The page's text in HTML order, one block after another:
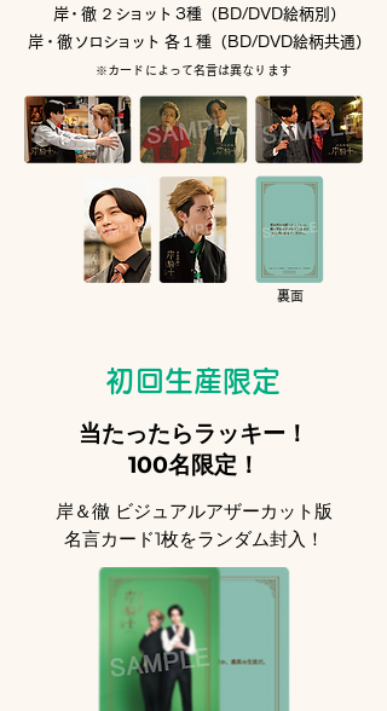
岸・徹 ２ ショット 3種（BD/DVD絵柄別）
岸・徹 ソロショット 各１種（BD/DVD絵柄共通）
※カードによって名言は異なります
裏面
初回生産限定
当たったらラッキー！
100名限定！
岸＆徹 ビジュアルアザーカット版
名言カード1枚をランダム封入！